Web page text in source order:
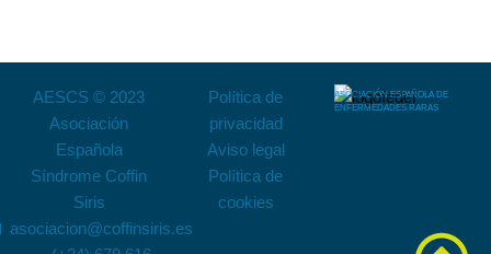
AESCS © 2023
Asociación
Española
Síndrome Coffin
Siris
asociacion@coffinsiris.es
Política de
privacidad
Aviso legal
Política de
cookies
ASOCIACIÓN ESPAÑOLA DE
ENFERMEDADES RARAS